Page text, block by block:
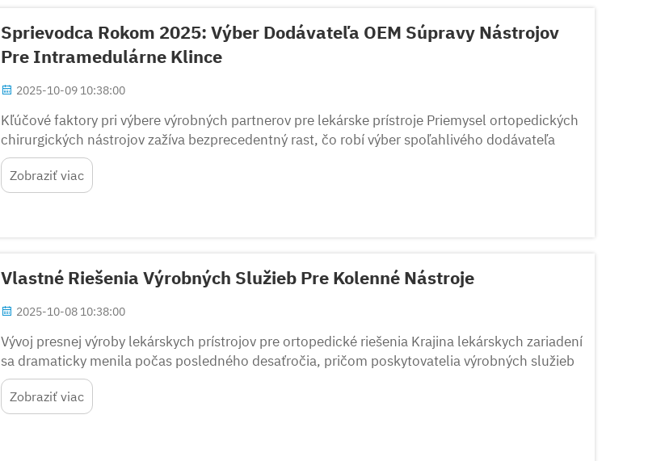
Sprievodca Rokom 2025: Výber Dodávateľa OEM Súpravy Nástrojov
Pre Intramedulárne Klince
2025-10-09 10:38:00
Kľúčové faktory pri výbere výrobných partnerov pre lekárske prístroje Priemysel ortopedických
chirurgických nástrojov zažíva bezprecedentný rast, čo robí výber spoľahlivého dodávateľa
sady nástrojov pre intramedulárne klince OEM dôležitejším ako kedykoľvek predtým...
Zobraziť viac
Vlastné Riešenia Výrobných Služieb Pre Kolenné Nástroje
2025-10-08 10:38:00
Vývoj presnej výroby lekárskych prístrojov pre ortopedické riešenia Krajina lekárskych zariadení
sa dramaticky menila počas posledného desaťročia, pričom poskytovatelia výrobných služieb
pre kolenné nástroje vedú pokrok vo vynálezkoch...
Zobraziť viac